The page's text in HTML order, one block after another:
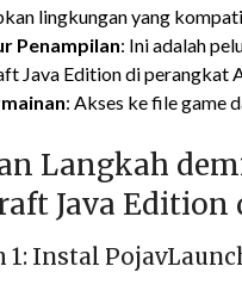
lingkungan yang
Penampilan: Ini adalah
Java Edition di perangkat
: Akses ke file game
Langkah
Java Edition
1: Instal